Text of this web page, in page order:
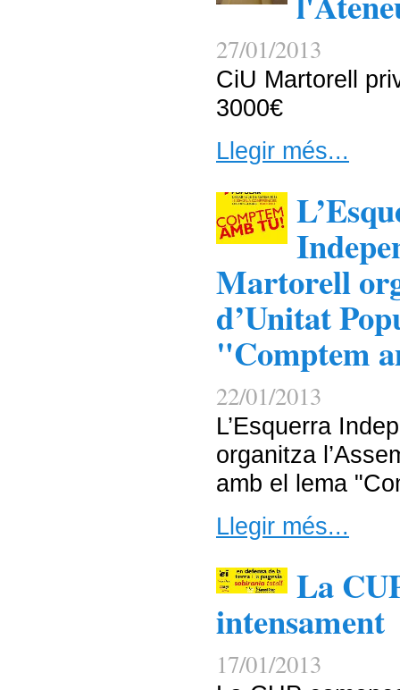
27/01/2013
CiU Martorell
3000€
Llegir més...
Martorell
d’Unitat
"Comptem
22/01/2013
L’Esquerra
organitza
amb el lema
Llegir més...
La
intensament
17/01/2013